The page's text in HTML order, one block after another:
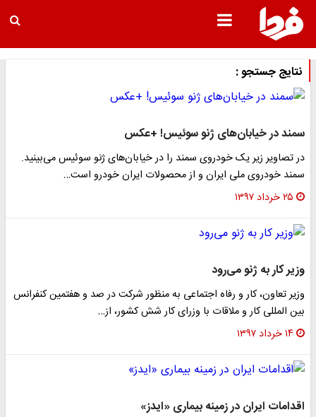
نتایج جستجو :
سمند در خیابان‌های ژنو سوئیس! +عکس
در تصاویر زیر یک خودروی سمند را در خیابان‌های ژنو سوئیس می‌بینید.
سمند خودروی ملی ایران و از محصولات ایران خودرو است…
۲۵ خرداد ۱۳۹۷
وزیر کار به ژنو می‌رود
وزیر تعاون، کار و رفاه اجتماعی به منظور شرکت در صد و هفتمین کنفرانس
بین المللی کار و ملاقات با وزرای کار شش کشور، از…
۱۴ خرداد ۱۳۹۷
اقدامات ایران در زمینه بیماری «ایدز»